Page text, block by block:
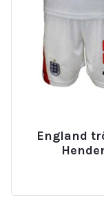
England